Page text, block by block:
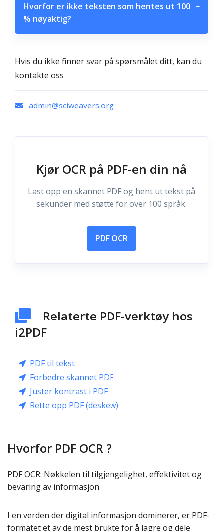
Hvorfor er ikke teksten som hentes ut 100
% nøyaktig?
−
Hvis du ikke finner svar på spørsmålet ditt, kan du
kontakte oss
admin@sciweavers.org
Kjør OCR på PDF‑en din nå
Last opp en skannet PDF og hent ut tekst på
sekunder med støtte for over 100 språk.
PDF OCR
Relaterte PDF‑verktøy hos
i2PDF
PDF til tekst
Forbedre skannet PDF
Juster kontrast i PDF
Rette opp PDF (deskew)
Hvorfor PDF OCR ?
PDF OCR: Nøkkelen til tilgjengelighet, effektivitet og
bevaring av informasjon
I en verden der digital informasjon dominerer, er PDF-
formatet et av de mest brukte for å lagre og dele